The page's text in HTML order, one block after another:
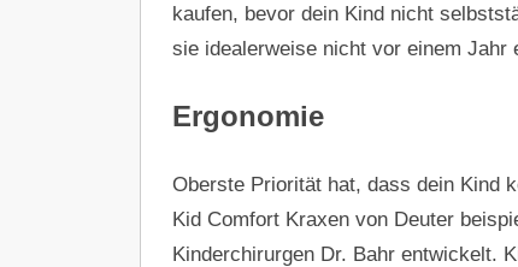
kaufen, bevor dein Kind nicht
sie idealerweise nicht vor einem Jahr
Ergonomie
Oberste Priorität hat, dass dein Kind
Kid Comfort Kraxen von Deuter
Kinderchirurgen Dr. Bahr entwickelt.